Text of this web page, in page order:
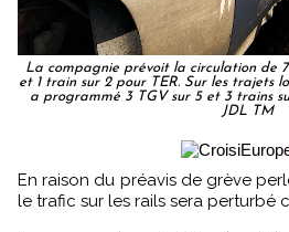
La compagnie prévoit la circulation de
et 1 train sur 2 pour TER. Sur les trajets
a programmé 3 TGV sur 5 et 3 trains
JDL TM
En raison du préavis de grève perlée lancé le 19 avril 2018,
le trafic sur les rails sera perturbé